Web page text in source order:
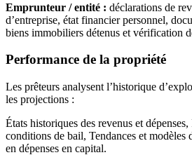
Emprunteur / entité : déclarations de
d’entreprise, état financier personnel,
biens immobiliers détenus et vérification
Performance de la propriété
Les prêteurs analysent l’historique
les projections :
États historiques des revenus et
conditions de bail, Tendances et modèles
en dépenses en capital.